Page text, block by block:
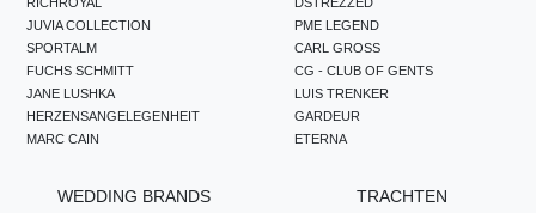
JUVIA COLLECTION
SPORTALM
FUCHS SCHMITT
JANE LUSHKA
HERZENSANGELEGENHEIT
MARC CAIN
PME LEGEND
CARL GROSS
CG - CLUB OF GENTS
LUIS TRENKER
GARDEUR
ETERNA
WEDDING BRANDS TRACHTEN